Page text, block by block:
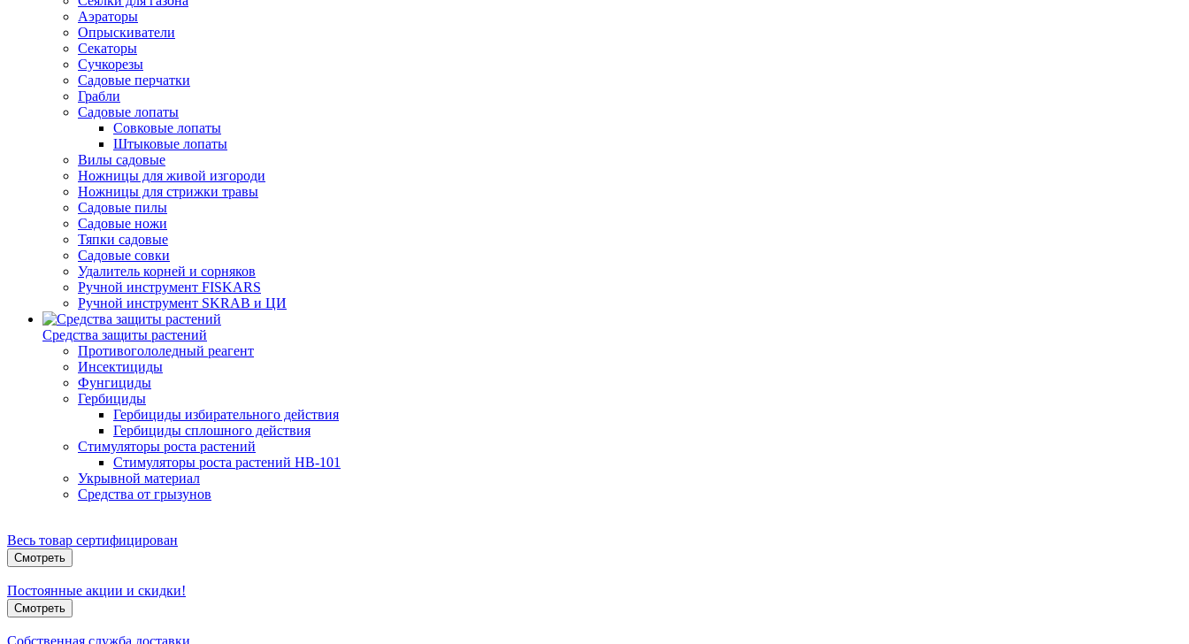
Аэраторы
Опрыскиватели
Секаторы
Сучкорезы
Садовые перчатки
Грабли
Садовые лопаты
Совковые лопаты
Штыковые лопаты
Вилы садовые
Ножницы для живой изгороди
Ножницы для стрижки травы
Садовые пилы
Садовые ножи
Тяпки садовые
Садовые совки
Удалитель корней и сорняков
Ручной инструмент FISKARS
Ручной инструмент SKRAB и ЦИ
Средства защиты растений
Противогололедный реагент
Инсектициды
Фунгициды
Гербициды
Гербициды избирательного действия
Гербициды сплошного действия
Стимуляторы роста растений
Стимуляторы роста растений HB-101
Укрывной материал
Средства от грызунов
Весь товар сертифицирован
Смотреть
Постоянные акции и скидки!
Смотреть
Собственная служба доставки